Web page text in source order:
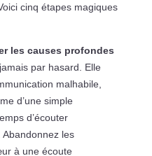
cinq étapes magiques
les causes profondes
par hasard. Elle
malhabile,
d’une simple
d’écouter
les
à une écoute